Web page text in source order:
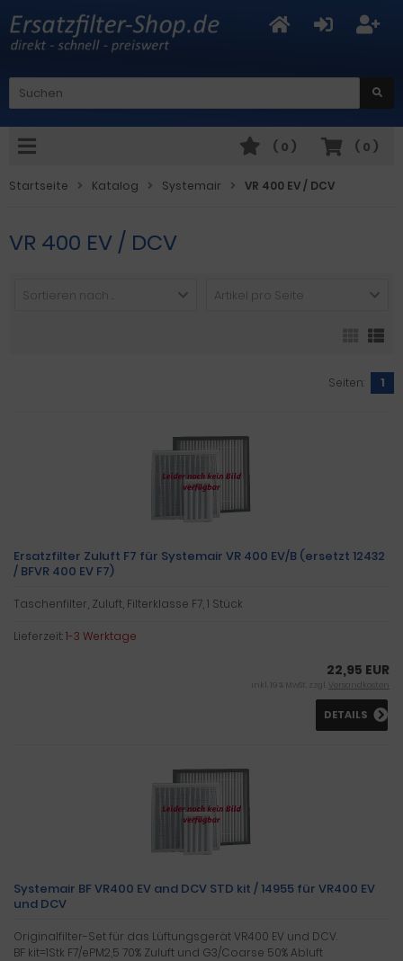
( 0 )
( 0 )
Startseite Katalog Systemair VR 400 EV / DCV
VR 400 EV / DCV
Sortieren nach ... Artikel pro Seite
Seiten: 1
Ersatzfilter Zuluft F7 für Systemair VR 400 EV/B (ersetzt 12432
/ BFVR 400 EV F7)
Taschenfilter, Zuluft, Filterklasse F7, 1 Stück
Lieferzeit:1-3 Werktage
22,95 EUR
inkl. 19 % MwSt. zzgl. Versandkosten
DETAILS
Systemair BF VR400 EV and DCV STD kit / 14955 für VR400 EV
und DCV
Originalfilter-Set für das Lüftungsgerät VR400 EV und DCV.
BF kit=1Stk F7/ePM2,5 70% Zuluft und G3/Coarse 50% Abluft